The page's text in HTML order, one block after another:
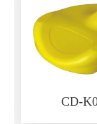
CD-